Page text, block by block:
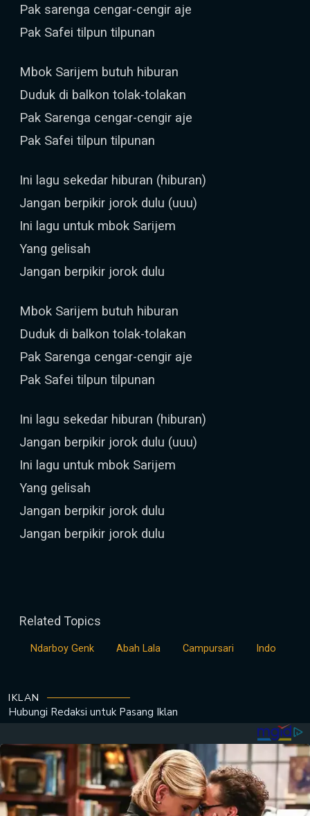
Pak sarenga cengar-cengir aje
Pak Safei tilpun tilpunan
Mbok Sarijem butuh hiburan
Duduk di balkon tolak-tolakan
Pak Sarenga cengar-cengir aje
Pak Safei tilpun tilpunan
Ini lagu sekedar hiburan (hiburan)
Jangan berpikir jorok dulu (uuu)
Ini lagu untuk mbok Sarijem
Yang gelisah
Jangan berpikir jorok dulu
Mbok Sarijem butuh hiburan
Duduk di balkon tolak-tolakan
Pak Sarenga cengar-cengir aje
Pak Safei tilpun tilpunan
Ini lagu sekedar hiburan (hiburan)
Jangan berpikir jorok dulu (uuu)
Ini lagu untuk mbok Sarijem
Yang gelisah
Jangan berpikir jorok dulu
Jangan berpikir jorok dulu
Related Topics
Ndarboy Genk Abah Lala Campursari Indo
IKLAN
Hubungi Redaksi untuk Pasang Iklan